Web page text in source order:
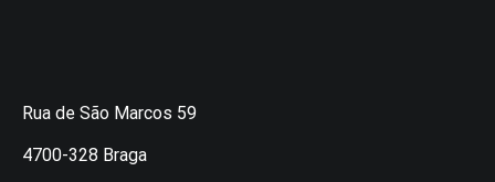
Rua de São Marcos 59
4700-328 Braga